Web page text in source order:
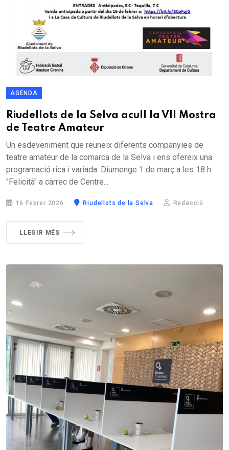
AGENDA
Riudellots de la Selva acull la VII Mostra
de Teatre Amateur
Un esdeveniment que reuneix diferents companyies de
teatre amateur de la comarca de la Selva i ens ofereix una
programació rica i variada. Diumenge 1 de març a les 18 h:
"Felicità" a càrrec de Centre...
16 Febrer 2026 Riudellots de la Selva Redacció
LLEGIR MÉS